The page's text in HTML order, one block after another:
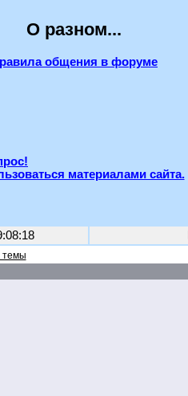
О разном...
общения в форуме
материалами сайта.
темы